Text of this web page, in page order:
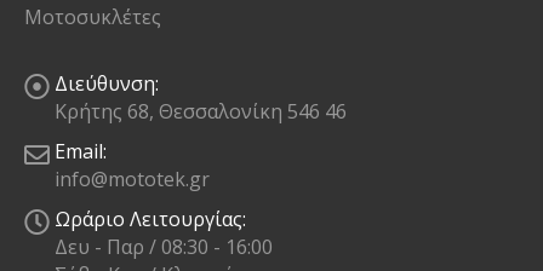
Μοτοσυκλέτες
Διεύθυνση:
Κρήτης 68, Θεσσαλονίκη 546 46
Email:
info@mototek.gr
Ωράριο Λειτουργίας:
Δευ - Παρ / 08:30 - 16:00